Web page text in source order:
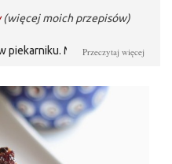
(więcej moich przepisów)
piekarniku. Marynowane w
Przeczytaj więcej